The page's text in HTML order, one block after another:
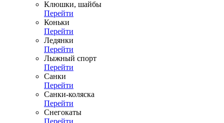
Клюшки, шайбы
Перейти
Коньки
Перейти
Ледянки
Перейти
Лыжный спорт
Перейти
Санки
Перейти
Санки-коляска
Перейти
Снегокаты
Перейти